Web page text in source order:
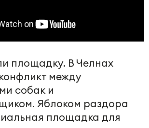
площадку. В Челнах
между
собак и
Яблоком раздора
площадка для